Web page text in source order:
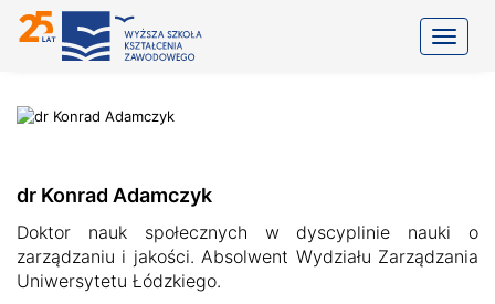
dr Konrad Adamczyk
Doktor nauk społecznych w dyscyplinie nauki o
zarządzaniu i jakości. Absolwent Wydziału Zarządzania
Uniwersytetu Łódzkiego.